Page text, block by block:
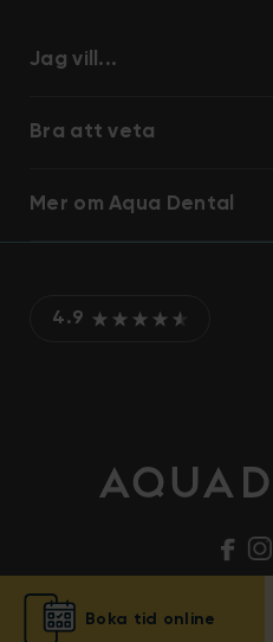
Boka tid online
Jag vill...
Bra att veta
Mer om Aqua Dental
4.9
© Aqua Dental 2025